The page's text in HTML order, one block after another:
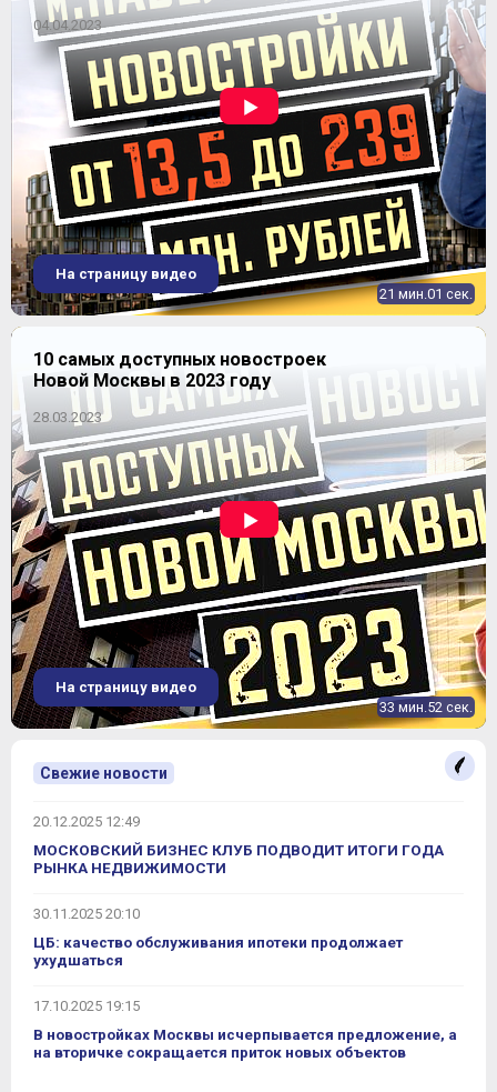
04.04.2023
21 мин.01 сек.
На страницу видео
10 самых доступных новостроек
Новой Москвы в 2023 году
28.03.2023
33 мин.52 сек.
На страницу видео
Свежие новости
20.12.2025 12:49
МОСКОВСКИЙ БИЗНЕС КЛУБ ПОДВОДИТ ИТОГИ ГОДА
РЫНКА НЕДВИЖИМОСТИ
30.11.2025 20:10
ЦБ: качество обслуживания ипотеки продолжает
ухудшаться
17.10.2025 19:15
В новостройках Москвы исчерпывается предложение, а
на вторичке сокращается приток новых объектов